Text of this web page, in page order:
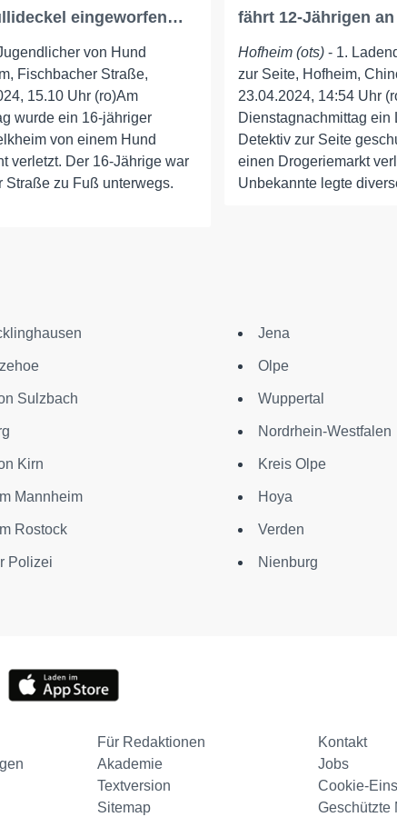
eingeworfen…
von Hund
Fischbacher Straße,
15.10 Uhr (ro)Am
wurde ein 16-jähriger
von einem Hund
verletzt. Der 16-Jährige war
Straße zu Fuß unterwegs.
fährt 12-Jährigen
Hofheim (ots) - 1.
zur Seite, Hofheim,
23.04.2024, 14:54 Uhr
Dienstagnachmittag ein
Detektiv zur Seite
einen Drogeriemarkt
Unbekannte legte
Sulzbach
Kirn
Mannheim
Rostock
Polizei
Jena
Olpe
Wuppertal
Nordrhein-Westfalen
Kreis Olpe
Hoya
Verden
Nienburg
Für Redaktionen
Kontakt
Akademie
Jobs
Textversion
Cookie-
Sitemap Geschützte